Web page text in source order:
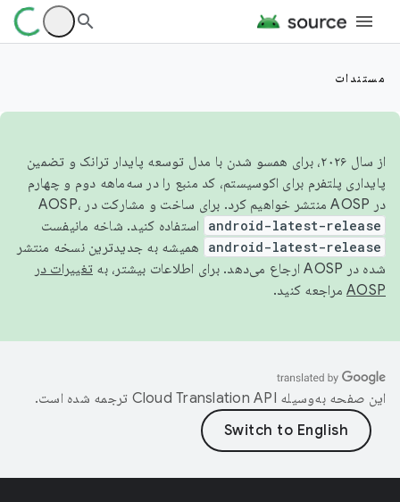
مستندات
از سال ۲۰۲۶، برای همسو شدن با مدل توسعه پایدار ترانک و تضمین
پایداری پلتفرم برای اکوسیستم، کد منبع را در سه‌ماهه دوم و چهارم
در AOSP منتشر خواهیم کرد. برای ساخت و مشارکت در AOSP،
android-latest-release استفاده کنید. شاخه مانیفست
android-latest-release
همیشه به جدیدترین نسخه منتشر
شده در AOSP ارجاع می‌دهد. برای اطلاعات بیشتر، به
تغییرات در
AOSP مراجعه کنید.
این صفحه به‌وسیله ترجمه شده است.